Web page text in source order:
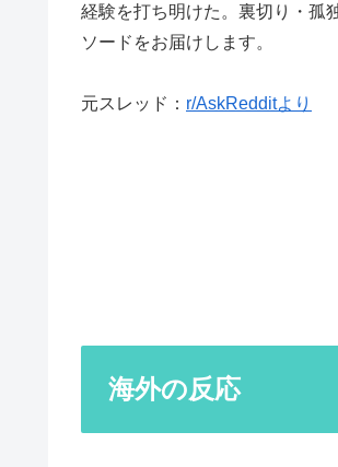
経験を打ち明けた。裏切り・
ソードをお届けします。
元スレッド： r/AskRedditより
海外の反応